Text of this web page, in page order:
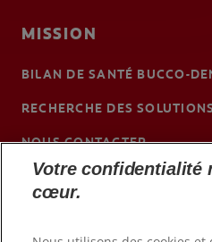
MISSION
BILAN DE SANTÉ BUCCO-
RECHERCHE DES
NOUS CONTACTER
BE (FR)
Votre confidentialité
cœur.